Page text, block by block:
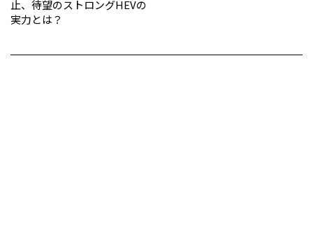
止、待望のストロングHEVの
実力とは？